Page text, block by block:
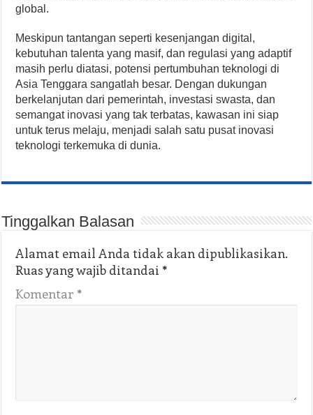
global.
Meskipun tantangan seperti kesenjangan digital,
kebutuhan talenta yang masif, dan regulasi yang adaptif
masih perlu diatasi, potensi pertumbuhan teknologi di
Asia Tenggara sangatlah besar. Dengan dukungan
berkelanjutan dari pemerintah, investasi swasta, dan
semangat inovasi yang tak terbatas, kawasan ini siap
untuk terus melaju, menjadi salah satu pusat inovasi
teknologi terkemuka di dunia.
Tinggalkan Balasan
Alamat email Anda tidak akan dipublikasikan.
Ruas yang wajib ditandai *
Komentar *